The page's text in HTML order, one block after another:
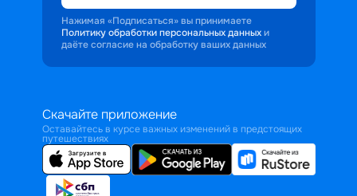
Нажимая «Подписаться» вы принимаете
Политику обработки персональных данных и
даёте согласие на обработку ваших данных
Скачайте приложение
Оставайтесь в курсе важных изменений в предстоящих
путешествиях